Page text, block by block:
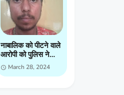
नाबालिक को पीटने वाले
आरोपी को पुलिस ने
किया गिरप्तार
March 28, 2024